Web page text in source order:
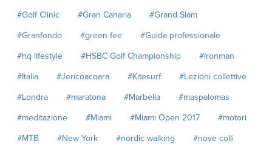
#Golf Clinic
#Gran Canaria
#Grand Slam
#Granfondo
#green fee
#Guida professionale
#hq lifestyle
#HSBC Golf Championship
#Ironman
#Italia
#Jericoacoara #Kitesurf
#Lezioni collettive
#Londra
#maratona #Marbella
#maspalomas
#meditazione
#Miami #Miami Open 2017
#motori
#MTB
#New York #nordic walking
#nove colli